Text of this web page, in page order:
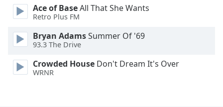
Size
Text
Edge
Ace of BaseAll That She Wants
Retro Plus FM
Bryan AdamsSummer Of '69
93.3 The Drive
Crowded House Don't Dream It's Over
WRNR